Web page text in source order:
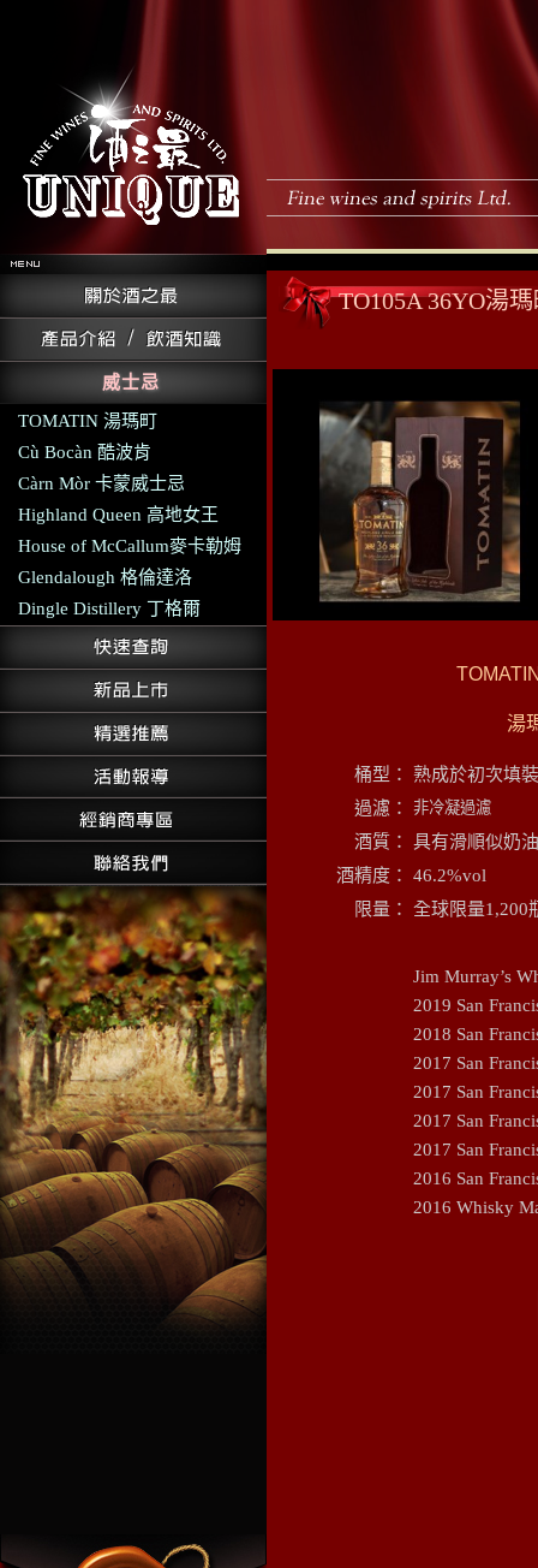
威士忌
TOMATIN 湯瑪町
Cù Bocàn 酷波肯
Càrn Mòr 卡蒙威士忌
Highland Queen 高地女王
House of McCallum麥卡勒姆
Glendalough 格倫達洛
Dingle Distillery 丁格爾
TO105A 36YO湯
湯
桶型：
熟成於初次填
過濾：
非冷凝過濾
酒質：
具有滑順似奶
酒精度：
46.2%vol
限量：
全球限量1,200
Jim Murray’s
2019 San
2018 San
2017 San
2017 San
2017 San
2017 San
2016 San
2016 Whisky